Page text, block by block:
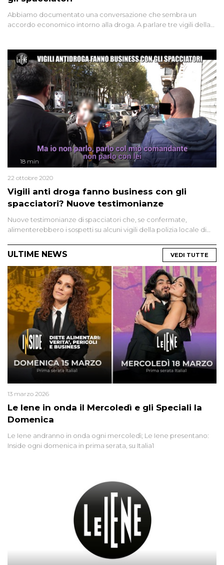
Abbiamo documentato una conversazione che sembra un
accordo economico intorno alla droga. A parlare tre vigili della
dividiamo senza problemi", dicono ripresi dalle nostre
microcamere. Luigi Pelazza ha indagato e ora il comando vuole
chiarire queste frasi
Vigili anti droga fanno business con gli
spacciatori? Nuove testimonianze
18 min
22 ottobre 2020
Nuove testimonianze di spacciatori che, se confermate,
alimenterebbero i sospetti su alcuni vigili della polizia locale di
sono stati verbalizzati. Luigi Pelazza è tornato a indagare dopo il
primo servizio
ULTIME NEWS VEDI TUTTE
Le Iene in onda il Mercoledì e gli Speciali la
Domenica
13 marzo 2026
Le Iene andranno in onda ogni mercoledì; Le Iene presentano:
Inside ogni domenica in prima serata, su Italia1